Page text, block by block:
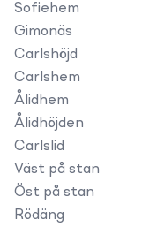
Sofiehem
Gimonäs
Carlshöjd
Carlshem
Ålidhem
Ålidhöjden
Carlslid
Väst på stan
Öst på stan
Rödäng